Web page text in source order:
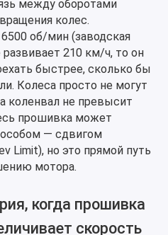
между оборотами
колес.
об/мин (заводская
развивает 210 км/ч, то он
быстрее, сколько бы
Колеса просто не могут
коленвал не превысит
прошивка может
— сдвигом
Limit), но это прямой путь
мотора.
когда прошивка
скорость